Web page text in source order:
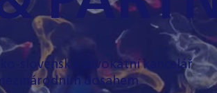
slovenská advokátní kancelář
dosahem